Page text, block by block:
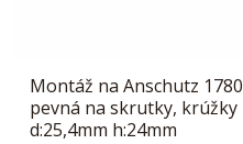
Montáž na Anschutz 1780
pevná na skrutky, krúžky
d:25,4mm h:24mm